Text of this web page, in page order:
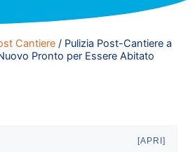
Cantiere /Pulizia Post-Cantiere a
Pronto per Essere Abitato
[APRI]